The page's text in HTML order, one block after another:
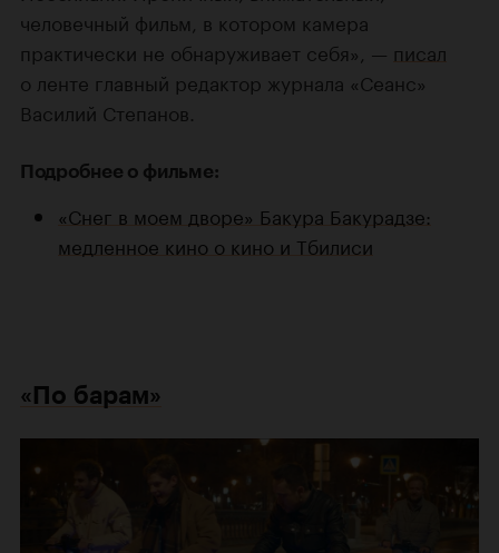
человечный фильм, в котором камера
практически не обнаруживает себя», — писал
о ленте главный редактор журнала «Сеанс»
Василий Степанов.
Подробнее о фильме:
«Снег в моем дворе» Бакура Бакурадзе:
медленное кино о кино и Тбилиси
«По барам»